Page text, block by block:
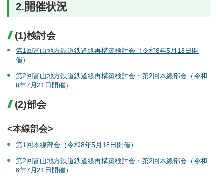
2.開催状況
(1)検討会
第1回富山地方鉄道鉄道線再構築検討会（令和8年5月18日開
催）
第2回富山地方鉄道鉄道線再構築検討会・第2回本線部会（令和
8年7月21日開催）
(2)部会
<本線部会>
第1回本線部会（令和8年5月18日開催）
第2回富山地方鉄道鉄道線再構築検討会・第2回本線部会（令和
8年7月21日開催）